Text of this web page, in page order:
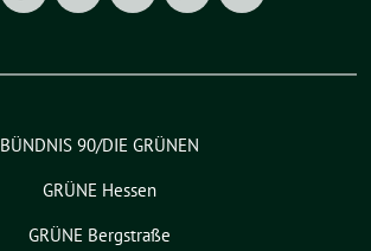
BÜNDNIS 90/DIE GRÜNEN
GRÜNE Hessen
GRÜNE Bergstraße